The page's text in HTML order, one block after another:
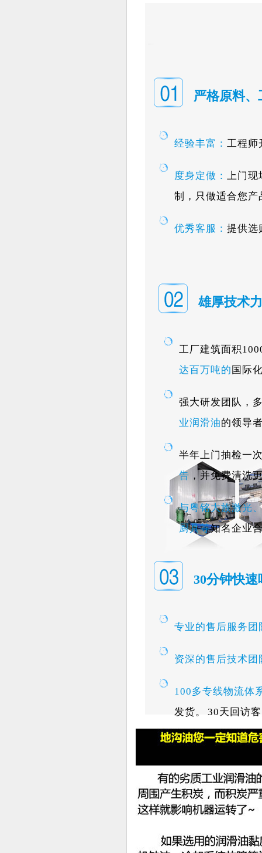
严格原料
经验丰富： 工程师
度身定做： 上门现
制，只做适合您
优秀客服： 提供选
雄厚技术
工厂建筑面积
达百万吨的 国际
强大研发团队，
业润滑油的领导
半年上门抽检一
告 ，并免费清洗
与粤铭大族激光
厨具等知名企业
30分钟快
专业的售后服务团
资深的售后技术团
100多专线物流体
发货。 30天回访
心省力。